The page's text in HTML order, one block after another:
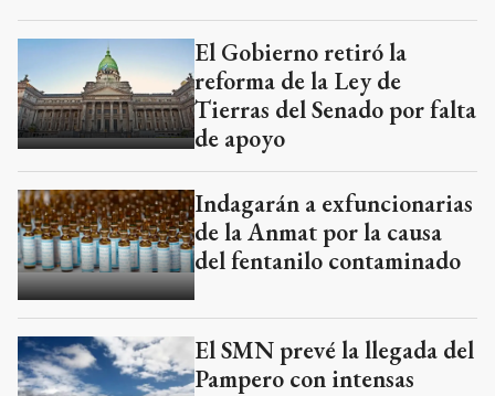
El Gobierno retiró la
reforma de la Ley de
Tierras del Senado por falta
de apoyo
Indagarán a exfuncionarias
de la Anmat por la causa
del fentanilo contaminado
El SMN prevé la llegada del
Pampero con intensas